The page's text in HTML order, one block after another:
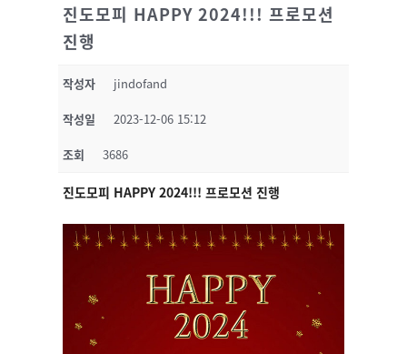
진도모피 HAPPY 2024!!! 프로모션
진행
작성자 jindofand
작성일 2023-12-06 15:12
조회 3686
진도모피 HAPPY 2024!!! 프로모션 진행